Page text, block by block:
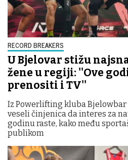
RECORD BREAKERS
U Bjelovar stižu
žene u regiji: ''Ove
prenositi i TV''
Iz Powerlifting kluba Bjelowbar
veseli činjenica da interes za
godinu raste, kako među
publikom